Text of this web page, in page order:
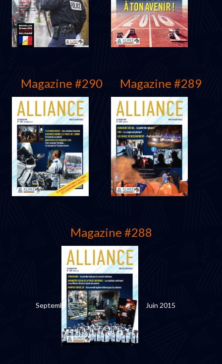
Protocole 2016 Juillet 2016
Avril 2016 Décembre 2015
Magazine #290
Septembre 2015
Magazine #289
Juin 2015
Magazine #288